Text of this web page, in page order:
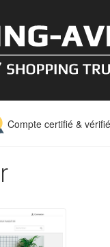
Compte certifié &